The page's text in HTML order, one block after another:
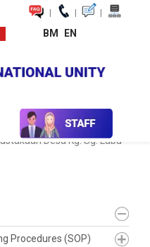
| | |
BM EN
Media Galeri Foto
Desa Kg. Sg. Labu
Procedures (SOP)